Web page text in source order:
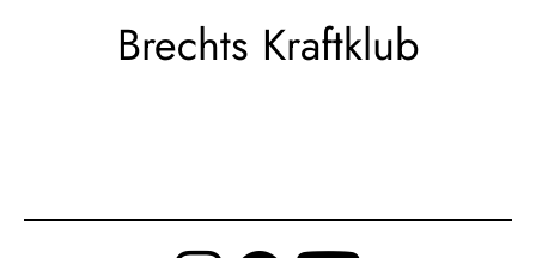
Brechts Kraftklub